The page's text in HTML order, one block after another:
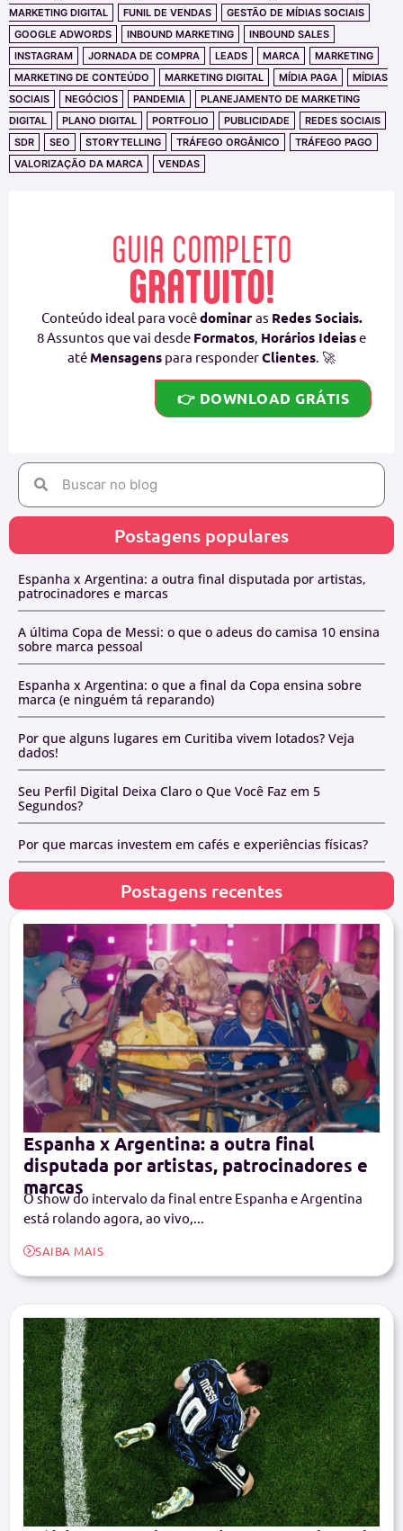
MARKETING DIGITAL
FUNIL DE VENDAS
GESTÃO DE MÍDIAS SOCIAIS
GOOGLE ADWORDS
INBOUND MARKETING
INBOUND SALES
INSTAGRAM
JORNADA DE COMPRA LEADS MARCA
MARKETING
MARKETING DE CONTEÚDO
MARKETING DIGITAL MÍDIA PAGA
MÍDIAS
SOCIAIS
NEGÓCIOS PANDEMIA
PLANEJAMENTO DE MARKETING
DIGITAL
PLANO DIGITAL PORTFOLIO PUBLICIDADE
REDES SOCIAIS
SDR
SEO STORYTELLING TRÁFEGO ORGÂNICO
TRÁFEGO PAGO
VALORIZAÇÃO DA MARCA
VENDAS
GUIA COMPLETO
GRATUITO!
Conteúdo ideal para vocêdominar as Redes Sociais.
8 Assuntos que vai desde Formatos Horários Ideiase
até Mensagens para responderClientes . 🚀
👉 DOWNLOAD GRÁTIS
Postagens populares
Espanha x Argentina: a outra final disputada por artistas,
patrocinadores e marcas
A última Copa de Messi: o que o adeus do camisa 10 ensina
sobre marca pessoal
Espanha x Argentina: o que a final da Copa ensina sobre
marca (e ninguém tá reparando)
Por que alguns lugares em Curitiba vivem lotados? Veja
dados!
Seu Perfil Digital Deixa Claro o Que Você Faz em 5
Segundos?
Por que marcas investem em cafés e experiências físicas?
Postagens recentes
Espanha x Argentina: a outra final
disputada por artistas, patrocinadores e
marcas
O show do intervalo da final entre Espanha e Argentina
está rolando agora, ao vivo,...
SAIBA MAIS